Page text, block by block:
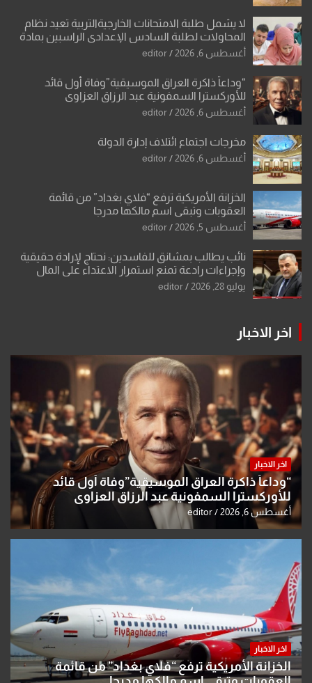
لا يشمل طلبة الامتحانات الخارجيةالتربية تعيد نظام
المحاولات لطلبة السادس الإعدادي الراسبين بمادة
أو مادتين
أغسطس 6, 2026 editor
“وداعاً ذاكرة العراق الموسيقية”وفاة أول قائد
للأوركسترا السمفونية عبد الرزاق العزاوي
أغسطس 6, 2026 editor
مخرجات اجتماع ائتلاف إدارة الدولة
أغسطس 6, 2026 editor
الخزانة الأمريكية ترفع “فلاي بغداد” من قائمة
العقوبات وتبقي اسم مالكها مدرجا
أغسطس 5, 2026 editor
نائب يطالب بمشانق للفاسدين: نحتاج لإرادة حقيقية
وإجراءات رادعة تمنع استمرار الاعتداء على المال
العام”.
يوليو 28, 2026 editor
اخر الاخبار
اخر الاخبار
“وداعاً ذاكرة العراق الموسيقية”وفاة أول قائد
للأوركسترا السمفونية عبد الرزاق العزاوي
أغسطس 6, 2026 editor
اخر الاخبار
الخزانة الأمريكية ترفع “فلاي بغداد” من قائمة